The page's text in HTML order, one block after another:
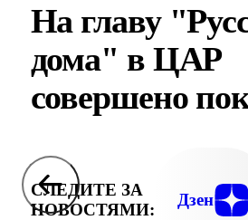
На главу
дома" в ЦАР
совершено
СЛЕДИТЕ ЗА
НОВОСТЯМИ:
Дзен